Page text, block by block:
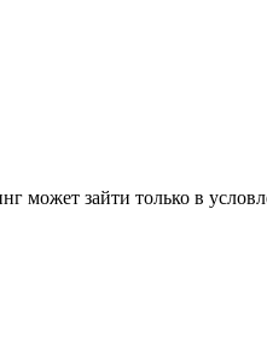
может зайти только в